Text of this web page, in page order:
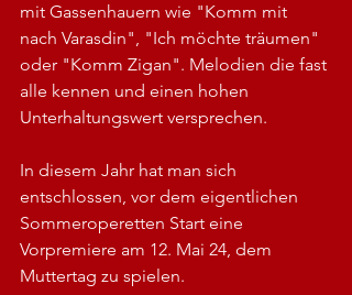
mit Gassenhauern wie "Komm mit
nach Varasdin", "Ich möchte träumen"
oder "Komm Zigan". Melodien die fast
alle kennen und einen hohen
Unterhaltungswert versprechen.
In diesem Jahr hat man sich
entschlossen, vor dem eigentlichen
Sommeroperetten Start eine
Vorpremiere am 12. Mai 24, dem
Muttertag zu spielen.